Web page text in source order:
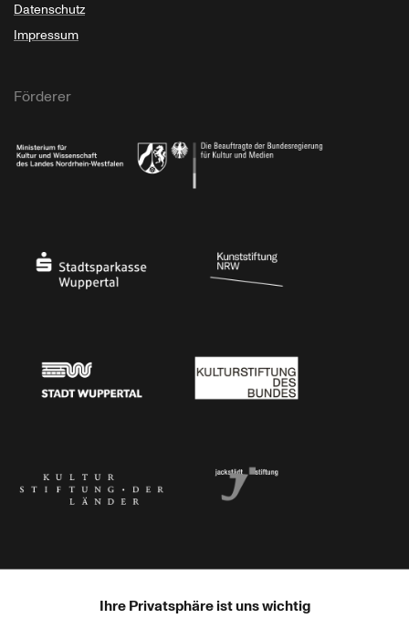
Datenschutz
Impressum
Förderer
Ihre Privatsphäre ist uns wichtig